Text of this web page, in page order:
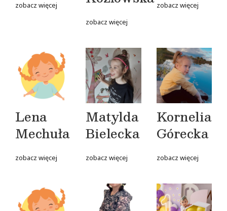
zobacz więcej
zobacz więcej
zobacz więcej
Lena
Mechuła
zobacz więcej
Matylda
Bielecka
zobacz więcej
Kornelia
Górecka
zobacz więcej